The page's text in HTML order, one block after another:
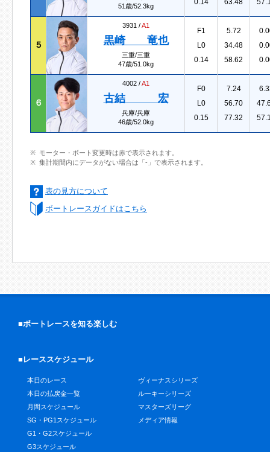
51歳/52.3kg
0.14
63.48
５
3931 /A1
黒崎 竜也
三重/三重
47歳/51.0kg
F1
L0
0.14
5.72
34.48
58.62
６
4002 /A1
古結 宏
兵庫/兵庫
46歳/52.0kg
F0
L0
0.15
7.24
56.70
77.32
モーター・ボート変更時は赤で表示されます。
集計期間内にデータがない場合は「-」で表示されます。
表の見方について
ボートレースガイドはこちら
■ボートレースを知る楽しむ
■レーススケジュール
本日のレース
本日の払戻金一覧
月間スケジュール
SG・PG1スケジュール
G1・G2スケジュール
G3スケジュール
ヴィーナスシリーズ
ルーキーシリーズ
マスターズリーグ
メディア情報